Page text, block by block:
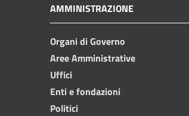
AMMINISTRAZIONE
Organi di Governo
Aree Amministrative
Uffici
Enti e fondazioni
Politici